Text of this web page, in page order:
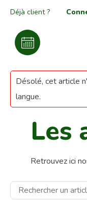
Déjà client ?
Désolé, cet article
langue.
Les
Retrouvez ici